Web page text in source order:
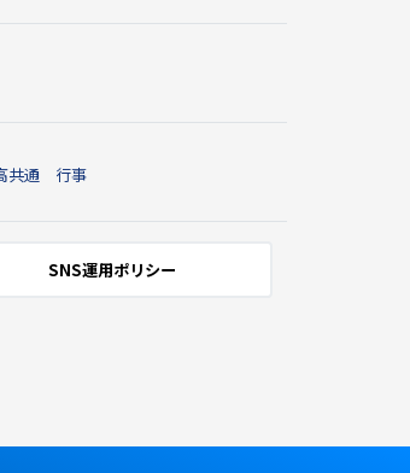
共通 行事
SNS運用ポリシー